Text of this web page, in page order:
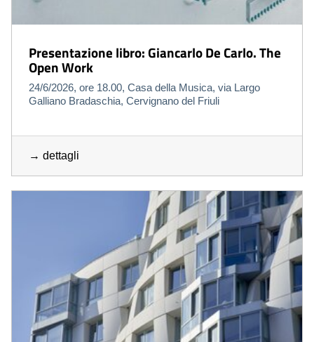
Presentazione libro: Giancarlo De Carlo. The
Open Work
24/6/2026, ore 18.00, Casa della Musica, via Largo
Galliano Bradaschia, Cervignano del Friuli
→ dettagli